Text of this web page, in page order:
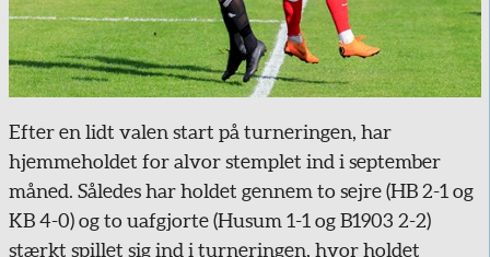
Efter en lidt valen start på turneringen, har
hjemmeholdet for alvor stemplet ind i september
måned. Således har holdet gennem to sejre (HB 2-1 og
KB 4-0) og to uafgjorte (Husum 1-1 og B1903 2-2)
stærkt spillet sig ind i turneringen, hvor holdet